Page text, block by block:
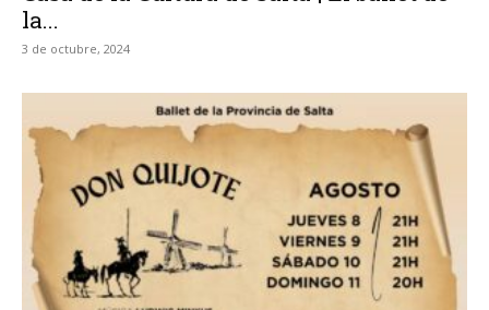
la...
3 de octubre, 2024